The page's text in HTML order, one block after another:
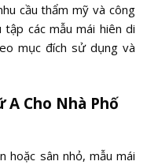
cầu thẩm mỹ và công
các mẫu mái hiên di
mục đích sử dụng và
A Cho Nhà Phố
hoặc sân nhỏ, mẫu mái